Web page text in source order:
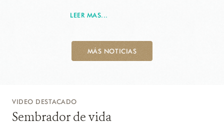
LEER MAS...
MÁS NOTICIAS
VIDEO DESTACADO
Sembrador de vida